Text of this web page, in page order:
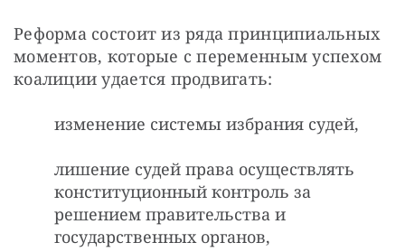
Реформа состоит из ряда принципиальных
моментов, которые с переменным успехом
коалиции удается продвигать:
изменение системы избрания судей,
лишение судей права осуществлять
конституционный контроль за
решением правительства и
государственных органов,